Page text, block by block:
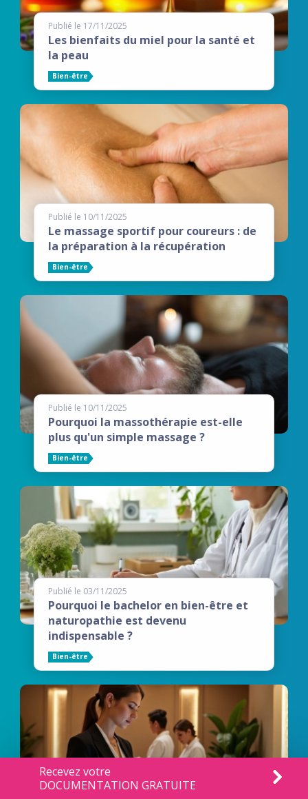
Publié le 17/11/2025
Les bienfaits du miel pour la santé et
la peau
Bien-être
Publié le 10/11/2025
Le massage sportif pour coureurs : de
la préparation à la récupération
Bien-être
Publié le 10/11/2025
Pourquoi la massothérapie est-elle
plus qu'un simple massage ?
Bien-être
Publié le 03/11/2025
Pourquoi le bachelor en bien-être et
naturopathie est devenu
indispensable ?
Bien-être
Publié le 03/11/2025
Recevez votre
DOCUMENTATION GRATUITE